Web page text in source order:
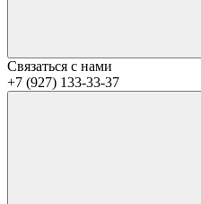
Связаться с нами
+7 (927) 133-33-37